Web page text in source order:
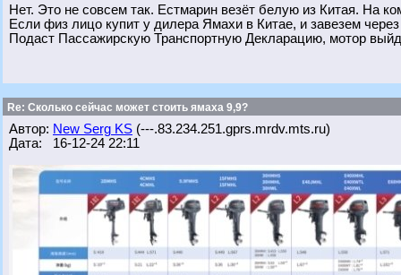
Нет. Это не совсем так. Естмарин везёт белую из Китая. На
Если физ лицо купит у дилера Ямахи в Китае, и завезем
Подаст Пассажирскую Транспортную Декларацию, мотор
Re: Сколько сейчас может стоить ямаха 9,9?
Автор: New Serg KS (---.83.234.251.gprs.mrdv.mts.ru)
Дата: 16-12-24 22:11